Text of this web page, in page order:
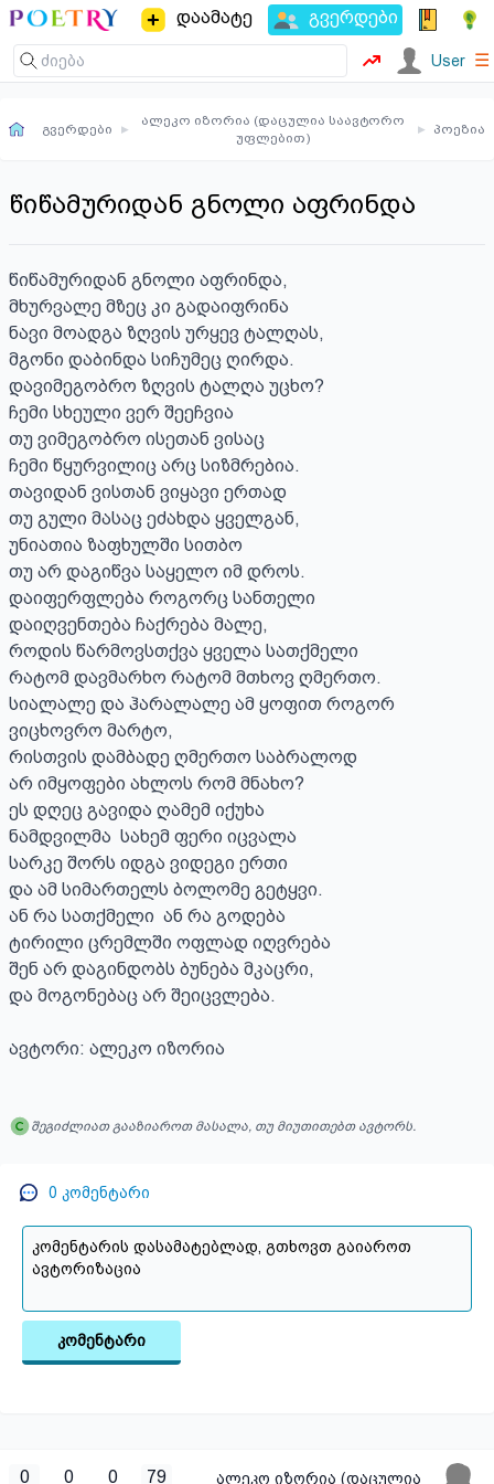
დაამატე გვერდები
User ☰
გვერდები ▸
ალეკო იზორია (დაცულია საავტორო
უფლებით)
▸ პოეზია
წიწამურიდან გნოლი აფრინდა
წიწამურიდან გნოლი აფრინდა,
მხურვალე მზეც კი გადაიფრინა
ნავი მოადგა ზღვის ურყევ ტალღას,
მგონი დაბინდა სიჩუმეც ღირდა.
დავიმეგობრო ზღვის ტალღა უცხო?
ჩემი სხეული ვერ შეეჩვია
თუ ვიმეგობრო ისეთან ვისაც
ჩემი წყურვილიც არც სიზმრებია.
თავიდან ვისთან ვიყავი ერთად
თუ გული მასაც ეძახდა ყველგან,
უნიათია ზაფხულში სითბო
თუ არ დაგიწვა საყელო იმ დროს.
დაიფერფლება როგორც სანთელი
დაიღვენთება ჩაქრება მალე,
როდის წარმოვსთქვა ყველა სათქმელი
რატომ დავმარხო რატომ მთხოვ ღმერთო.
სიალალე და ჰარალალე ამ ყოფით როგორ
ვიცხოვრო მარტო,
რისთვის დამბადე ღმერთო საბრალოდ
არ იმყოფები ახლოს რომ მნახო?
ეს დღეც გავიდა ღამემ იქუხა
ნამდვილმა  სახემ ფერი იცვალა
სარკე შორს იდგა ვიდეგი ერთი
და ამ სიმართელს ბოლომე გეტყვი.
ან რა სათქმელი  ან რა გოდება
ტირილი ცრემლში ოფლად იღვრება
შენ არ დაგინდობს ბუნება მკაცრი,
და მოგონებაც არ შეიცვლება.
ავტორი: ალეკო იზორია
შეგიძლიათ გააზიაროთ მასალა, თუ მიუთითებთ ავტორს.
0 კომენტარი
კომენტარი
0 0 0 79 ალეკო იზორია (დაცულია